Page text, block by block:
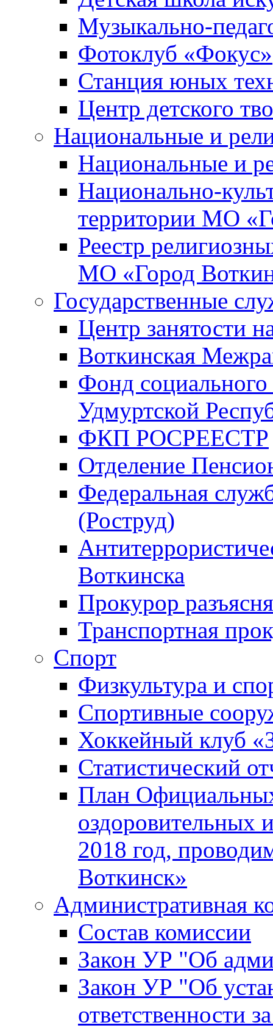
Музыкально-
Фотоклуб «Фокус»
Станция юных
Центр детского
Национальные и
Национальные и
Национально-
территории МО
Реестр
МО «Город
Государственные
Центр занятости
Воткинская
Фонд
Удмуртской
ФКП РОСРЕЕСТР
Отделение
Федеральная
(Роструд)
Воткинска
Прокурор
Транспортная
Спорт
Физкультура и
Спортивные
Хоккейный клуб
Статистический
План
оздоровительных
2018 год,
Воткинск»
Административная
Состав комиссии
Закон УР "Об
Закон УР "Об
ответственности